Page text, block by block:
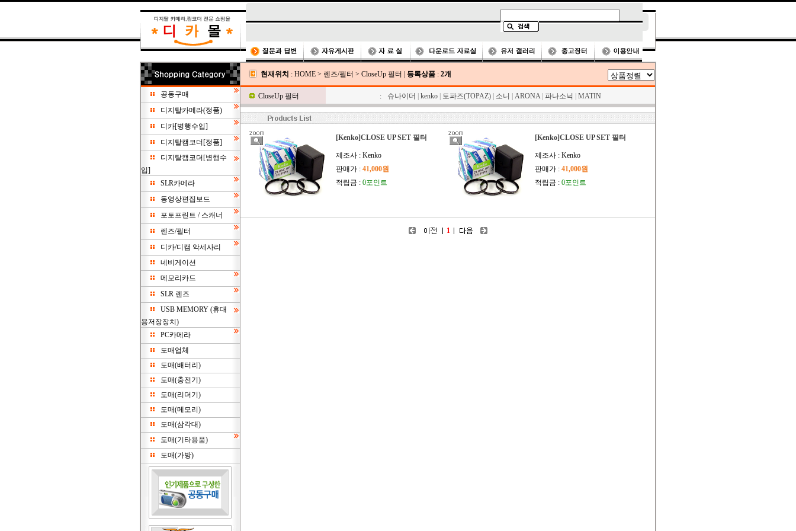
공동구매
디지탈카메라(정품)
디카[병행수입]
디지탈캠코더[정품]
디지탈캠코더[병행수
입]
SLR카메라
동영상편집보드
포토프린트 / 스캐너
렌즈/필터
디카/디캠 악세사리
네비게이션
메모리카드
SLR 렌즈
USB MEMORY (휴대
용저장장치)
PC카메라
도매업체
도매(배터리)
도매(충전기)
도매(리더기)
도매(메모리)
도매(삼각대)
도매(기타용품)
도매(가방)
현재위치 : HOME > 렌즈/필터 > CloseUp 필터 등록상품 : 2개
CloseUp 필터 : 슈나이더 kenko 토파즈(TOPAZ) 소니 ARONA 파나소닉 MATIN
[Kenko]CLOSE UP SET 필터
제조사 : Kenko
판매가 : 41,000원
적립금 : 0포인트
[Kenko]CLOSE UP SET 필터
제조사 : Kenko
판매가 : 41,000원
적립금 : 0포인트
1